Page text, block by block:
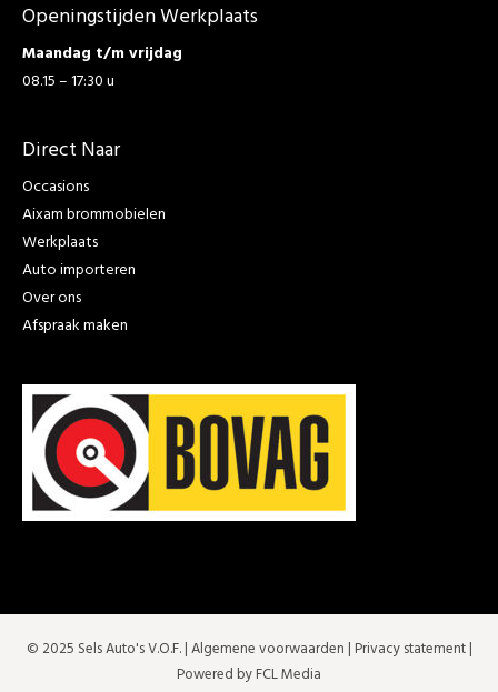
Openingstijden Werkplaats
Maandag t/m vrijdag
08.15 – 17:30 u
Direct Naar
Occasions
Aixam brommobielen
Werkplaats
Auto importeren
Over ons
Afspraak maken
© 2025 Sels Auto's V.O.F. |Algemene voorwaarden | Privacy statement|
Powered by FCL Media